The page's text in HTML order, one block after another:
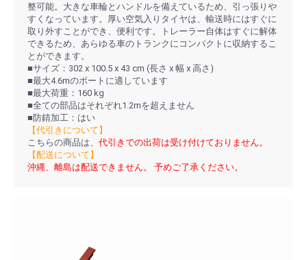
整可能。大きな車輪とハンドルを備えているため、引っ張りや
すくなっています。厚い空気入りタイヤは、輸送時にはすぐに
取り外すことができ、便利です。トレーラー自体はすぐに解体
できるため、あらゆる車のトランクにコンパクトに収納するこ
とができます。
■サイズ：302 x 100.5 x 43 cm (長さ x 幅 x 高さ)
■最大4.6mのボートに適しています
■最大荷重：160 kg
■全ての部品はそれぞれ1.2mを超えません
■防錆加工：はい
【代引きについて】
こちらの商品は、 代引きでの出荷は受け付けておりません。
【配送について】
沖縄、離島は配送できません。 予めご了承ください。